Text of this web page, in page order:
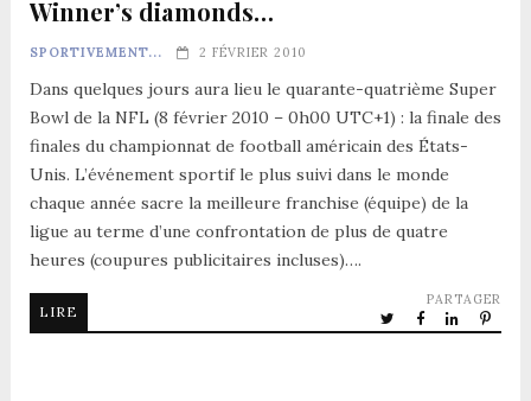
Winner’s diamonds…
SPORTIVEMENT... 2 FÉVRIER 2010
Dans quelques jours aura lieu le quarante-quatrième Super
Bowl de la NFL (8 février 2010 – 0h00 UTC+1) : la finale des
finales du championnat de football américain des États-
Unis. L’événement sportif le plus suivi dans le monde
chaque année sacre la meilleure franchise (équipe) de la
ligue au terme d’une confrontation de plus de quatre
heures (coupures publicitaires incluses)….
LIRE
PARTAGER